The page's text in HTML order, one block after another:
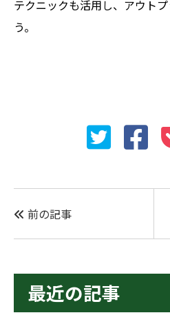
テクニックも活用し、アウト
う。
前の記事
最近の記事